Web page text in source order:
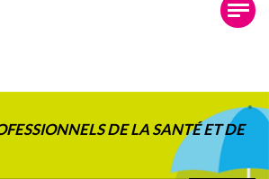
DE LA SANTÉ ET DE